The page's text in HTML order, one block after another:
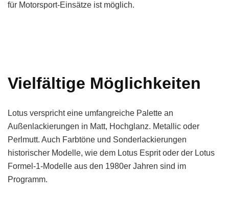
für Motorsport-Einsätze ist möglich.
Vielfältige Möglichkeiten
Lotus verspricht eine umfangreiche Palette an
Außenlackierungen in Matt, Hochglanz. Metallic oder
Perlmutt. Auch Farbtöne und Sonderlackierungen
historischer Modelle, wie dem Lotus Esprit oder der Lotus
Formel-1-Modelle aus den 1980er Jahren sind im
Programm.